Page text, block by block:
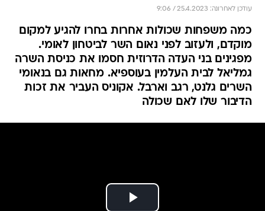
עודכן לאחרונה: 25.4.2023 / 9:06
כמה משפחות שכולות אחרות בחרו להגיע למקום
מוקדם, ולעזוב לפני נאום השר לביטחון לאומי.
מפגינים בני העדה הדרוזית חסמו את כניסת השרה
גמליאל לבית העלמין בעוספיא. מחאות גם בנאומי
השרים גלנט, רגב וארבל. אקוניס העביר את זכות
הדיבור שלו לאם שכולה